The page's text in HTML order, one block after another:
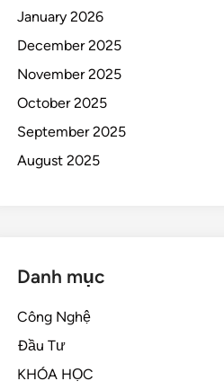
January 2026
December 2025
November 2025
October 2025
September 2025
August 2025
Danh mục
Công Nghệ
Đầu Tư
KHÓA HỌC